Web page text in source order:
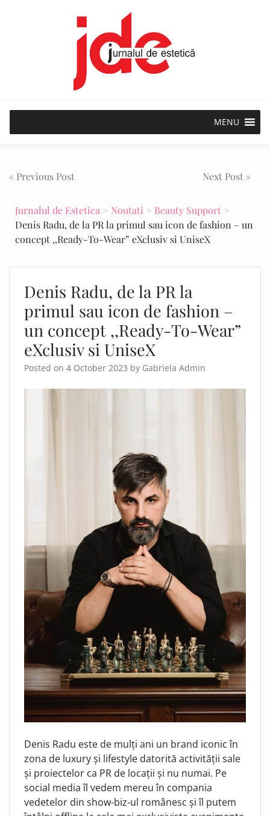
MENU
Post
navigation
« Previous Post Next Post »
Jurnalul de Estetica > Noutati > Beauty Support >
Denis Radu, de la PR la primul sau icon de fashion – un
concept ,,Ready-To-Wear” eXclusiv si UniseX
Denis Radu, de la PR la
primul sau icon de fashion –
un concept ,,Ready-To-Wear”
eXclusiv si UniseX
Posted on 4 October 2023 by Gabriela Admin
Denis Radu este de mulți ani un brand iconic în
zona de luxury și lifestyle datorită activității sale
și proiectelor ca PR de locații și nu numai. Pe
social media îl vedem mereu în compania
vedetelor din show-biz-ul românesc și îl putem